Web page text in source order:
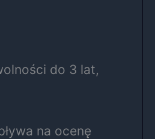
do 3 lat,
na ocenę